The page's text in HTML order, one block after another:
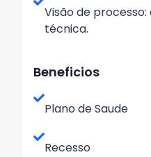
Visão de
técnica.
Beneficios
Plano de Saude
Recesso